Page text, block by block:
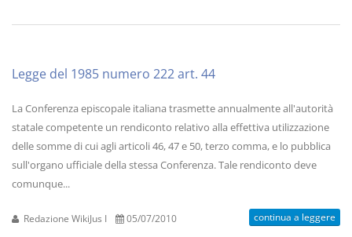
Legge del 1985 numero 222 art. 44
La Conferenza episcopale italiana trasmette annualmente all'autorità
statale competente un rendiconto relativo alla effettiva utilizzazione
delle somme di cui agli articoli 46, 47 e 50, terzo comma, e lo pubblica
sull'organo ufficiale della stessa Conferenza. Tale rendiconto deve
comunque...
Redazione WikiJus I 05/07/2010 continua a leggere